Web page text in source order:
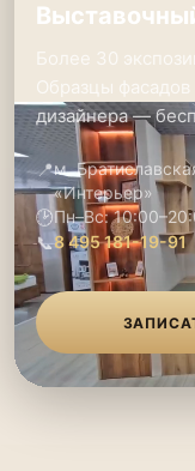
Более 30
Образцы фасадов
дизайнера —
📍м.
«Интерьер»
🕑Пн–Вс:
📞8 495 181-19-91